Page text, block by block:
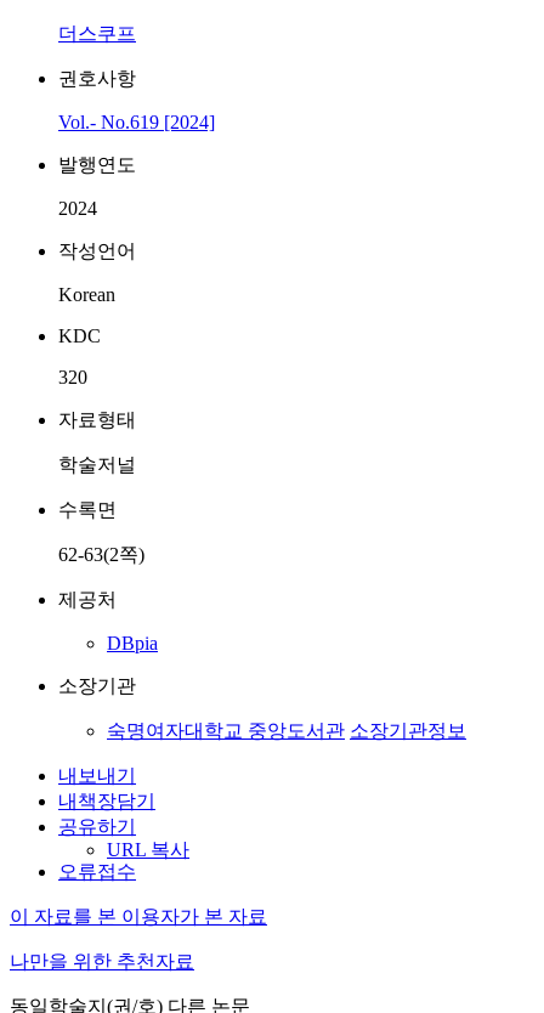
더스쿠프
권호사항
Vol.- No.619 [2024]
발행연도
2024
작성언어
Korean
KDC
320
자료형태
학술저널
수록면
62-63(2쪽)
제공처
DBpia
소장기관
숙명여자대학교 중앙도서관 소장기관정보
내보내기
내책장담기
공유하기
URL 복사
오류접수
이 자료를 본 이용자가 본 자료
나만을 위한 추천자료
동일학술지(권/호) 다른 논문